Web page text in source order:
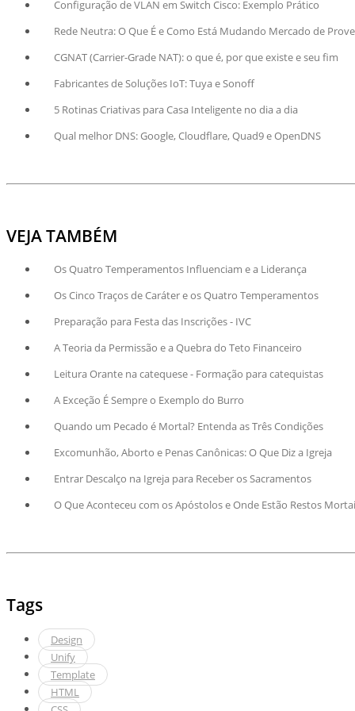
Configuração de VLAN em Switch Cisco: Exemplo Prático
Rede Neutra: O Que É e Como Está Mudando Mercado de
CGNAT (Carrier-Grade NAT): o que é, por que existe e seu fim
Fabricantes de Soluções IoT: Tuya e Sonoff
5 Rotinas Criativas para Casa Inteligente no dia a dia
Qual melhor DNS: Google, Cloudflare, Quad9 e OpenDNS
VEJA TAMBÉM
Os Quatro Temperamentos Influenciam e a Liderança
Os Cinco Traços de Caráter e os Quatro Temperamentos
Preparação para Festa das Inscrições - IVC
A Teoria da Permissão e a Quebra do Teto Financeiro
Leitura Orante na catequese - Formação para catequistas
A Exceção É Sempre o Exemplo do Burro
Quando um Pecado é Mortal? Entenda as Três Condições
Excomunhão, Aborto e Penas Canônicas: O Que Diz a Igreja
Entrar Descalço na Igreja para Receber os Sacramentos
O Que Aconteceu com os Apóstolos e Onde Estão Restos
Tags
Design
Unify
Template
HTML